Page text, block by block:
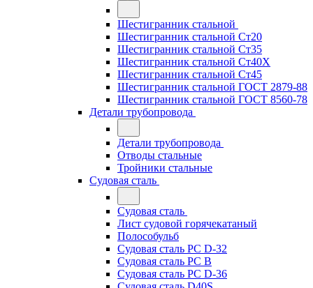
Шестигранник стальной
Шестигранник стальной Ст20
Шестигранник стальной Ст35
Шестигранник стальной Ст40Х
Шестигранник стальной Ст45
Шестигранник стальной ГОСТ 2879-88
Шестигранник стальной ГОСТ 8560-78
Детали трубопровода
Детали трубопровода
Отводы стальные
Тройники стальные
Судовая сталь
Судовая сталь
Лист судовой горячекатаный
Полособульб
Судовая сталь РС D-32
Судовая сталь РС В
Судовая сталь РС D-36